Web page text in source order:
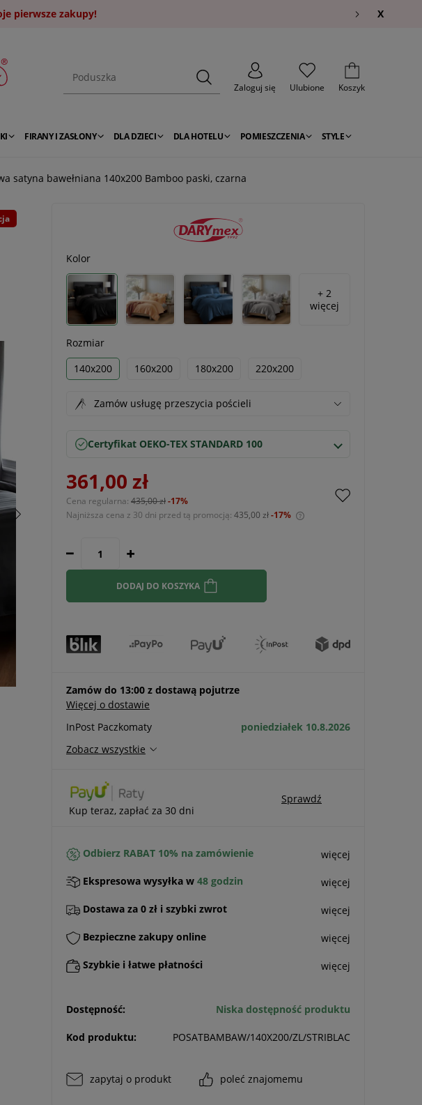
pierwsze zakupy! X
Zaloguj się
Ulubione Koszyk
FIRANY I ZASŁONY DLA DZIECI DLA HOTELU POMIESZCZENIA STYLE
satyna bawełniana 140x200 Bamboo paski, czarna
Kolor
+ 2
więcej
Rozmiar
140x200
160x200 180x200 220x200
Zamów usługę przeszycia pościeli
Certyfikat OEKO-TEX STANDARD 100
361,00 zł
Cena regularna: 435,00 zł-17%
Najniższa cena z 30 dni przed tą promocją: 435,00 zł-17%
30 dni, wyświetlana jest najniższa cena od
momentu, kiedy produkt pojawił się w
sprzedaży.
DODAJ DO KOSZYKA
Zamów do 13:00 z dostawą pojutrze
Więcej o dostawie
InPost Paczkomaty
poniedziałek 10.8.2026
Zobacz wszystkie
Kup teraz, zapłać za 30 dni
Sprawdź
Odbierz RABAT 10% na zamówienie więcej
Ekspresowa wysyłka w 48 godzin więcej
Dostawa za 0 zł i szybki zwrot więcej
Bezpieczne zakupy online więcej
Szybkie i łatwe płatności więcej
Dostępność: Niska dostępność produktu
Kod produktu: POSATBAMBAW/140X200/ZL/STRIBLAC
zapytaj o produkt poleć znajomemu